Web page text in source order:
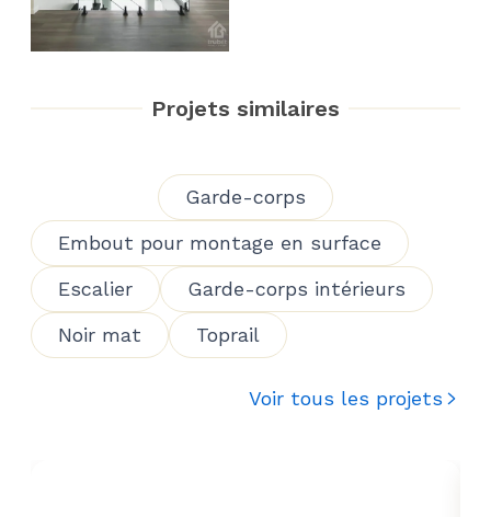
Projets similaires
Garde-corps
Embout pour montage en surface
Escalier
Garde-corps intérieurs
Noir mat
Toprail
Voir tous les projets